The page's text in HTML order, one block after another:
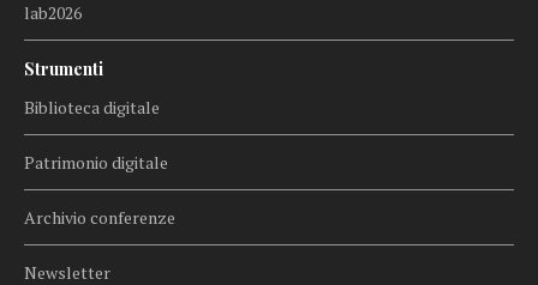
lab2026
Strumenti
Biblioteca digitale
Patrimonio digitale
Archivio conferenze
Newsletter